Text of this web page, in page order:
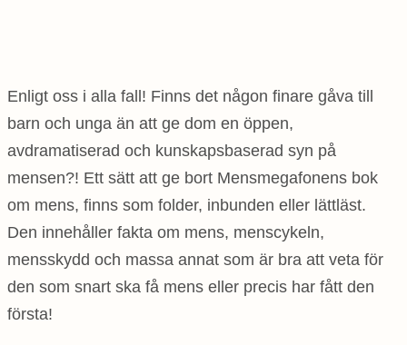
Enligt oss i alla fall! Finns det någon finare gåva till
barn och unga än att ge dom en öppen,
avdramatiserad och kunskapsbaserad syn på
mensen?! Ett sätt att ge bort Mensmegafonens bok
om mens, finns som folder, inbunden eller lättläst.
Den innehåller fakta om mens, menscykeln,
mensskydd och massa annat som är bra att veta för
den som snart ska få mens eller precis har fått den
första!